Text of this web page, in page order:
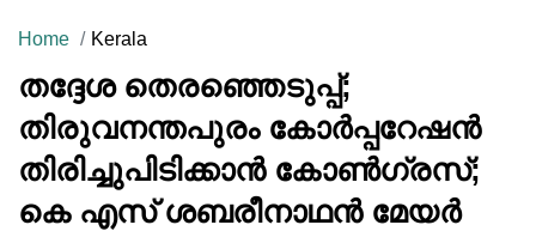
Home Kerala
തദ്ദേശ തെരഞ്ഞെടുപ്പ്;
തിരുവനന്തപുരം കോർപ്പറേഷൻ
തിരിച്ചുപിടിക്കാൻ കോൺഗ്രസ്;
കെ എസ് ശബരീനാഥൻ മേയർ